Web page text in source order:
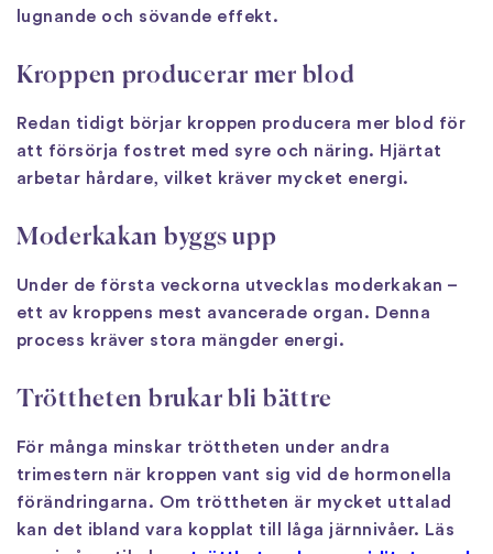
lugnande och sövande effekt.
Kroppen producerar mer blod
Redan tidigt börjar kroppen producera mer blod för
att försörja fostret med syre och näring. Hjärtat
arbetar hårdare, vilket kräver mycket energi.
Moderkakan byggs upp
Under de första veckorna utvecklas moderkakan –
ett av kroppens mest avancerade organ. Denna
process kräver stora mängder energi.
Tröttheten brukar bli bättre
För många minskar tröttheten under andra
trimestern när kroppen vant sig vid de hormonella
förändringarna. Om tröttheten är mycket uttalad
kan det ibland vara kopplat till låga järnnivåer. Läs